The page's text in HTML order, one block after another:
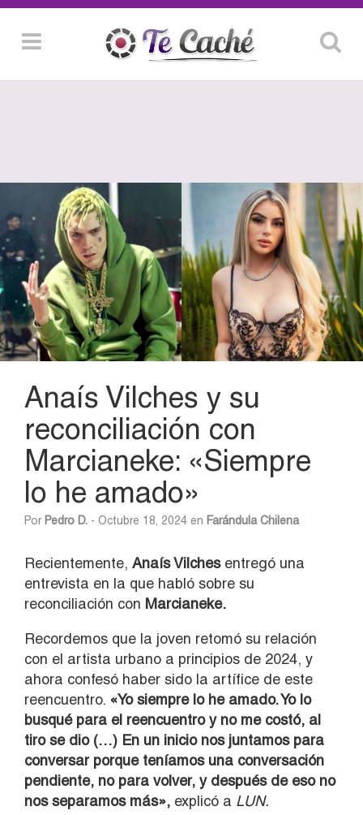
Anaís Vilches y su
reconciliación con
Marcianeke: «Siempre
lo he amado»
Por Pedro D. - Octubre 18, 2024 en Farándula Chilena
Recientemente, Anaís Vilchesentregó una
entrevista en la que habló sobre su
reconciliación con Marcianeke.
Recordemos que la joven retomó su relación
con el artista urbano a principios de 2024, y
ahora confesó haber sido la artífice de este
reencuentro. «Yo siempre lo he amado. Yo lo
busqué para el reencuentro y no me costó, al
tiro se dio (…) En un inicio nos juntamos para
conversar porque teníamos una conversación
pendiente, no para volver, y después de eso no
nos separamos más», explicó a LUN.